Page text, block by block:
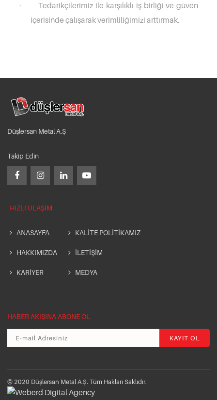
·
Tedarikçilerimiz ile karşılıklı iş birliği ve güven
içerisinde çalışarak verimliliğimizi arttırmak.
Düşlersan Metal A.Ş
Takip Edin
HIZLI ULAŞIM
ANASAYFA
HAKKIMIZDA
KARİYER
KALİTE POLİTİKAMIZ
İLETİŞİM
MEDYA
HABER AKIŞINA ABONE OL
© 2020 Düşlersan Metal A.Ş. Tüm Hakları Saklıdır.